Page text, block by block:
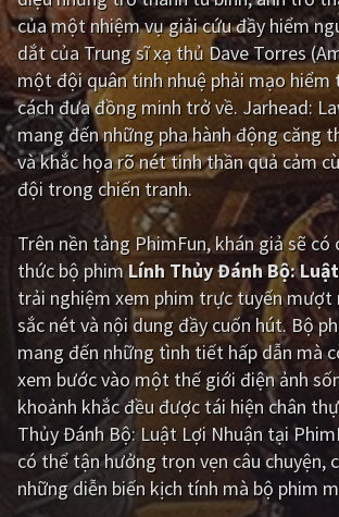
Giật gân Gia đình
Bí ẩn Lịch sử
Viễn Tây Tiểu sử
GameShow DramaTV
QUỐC GIA
Âu - Mỹ Trung Quốc
Hàn Quốc Nhật Bản
Ấn Độ Việt Nam
Tổng hợp
CẬP NHẬT
PHIM MỚI
của một nhiệm vụ giải cứu đầy hiểm
dắt của Trung sĩ xạ thủ Dave Torres
một đội quân tinh nhuệ phải mạo
cách đưa đồng minh trở về. Jarhead:
mang đến những pha hành động căng
và khắc họa rõ nét tinh thần quả cảm
đội trong chiến tranh.
Trên nền tảng PhimFun, khán giả sẽ
thức bộ phimLính Thủy Đánh Bộ:
trải nghiệm xem phim trực tuyến mượt
sắc nét và nội dung đầy cuốn hút. Bộ
mang đến những tình tiết hấp dẫn mà
xem bước vào một thế giới điện ảnh
khoảnh khắc đều được tái hiện chân
Thủy Đánh Bộ: Luật Lợi Nhuận tại
có thể tận hưởng trọn vẹn câu chuyện,
những diễn biến kịch tính mà bộ phim